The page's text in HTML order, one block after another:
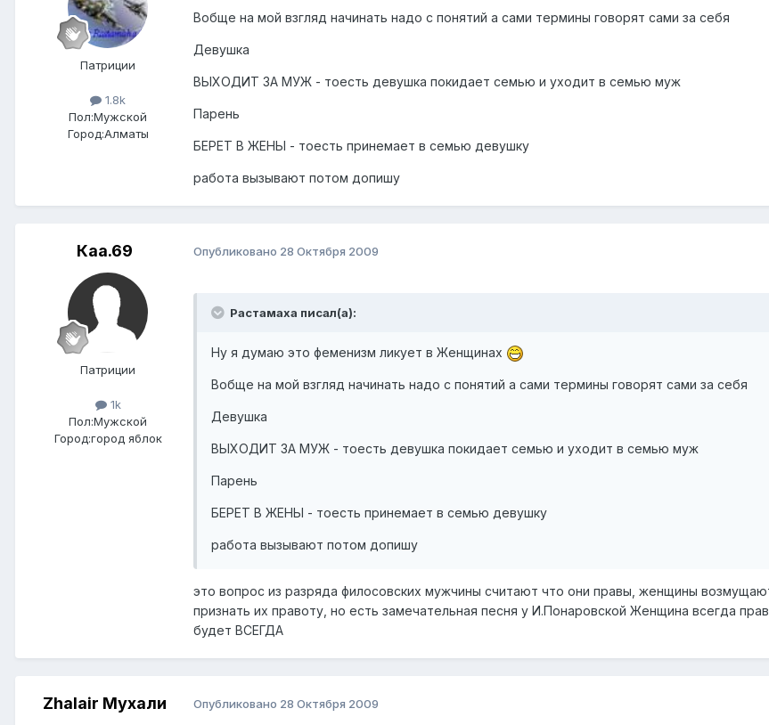
Патриции
1.8k
Пол:Мужской
Город:Алматы
Вобще на мой взгляд начинать надо с понятий а сами термины говорят сами за себя
Девушка
ВЫХОДИТ ЗА МУЖ - тоесть девушка покидает семью и уходит в семью муж
Парень
БЕРЕТ В ЖЕНЫ - тоесть принемает в семью девушку
работа вызывают потом допишу
Каа.69
Патриции
1k
Пол:Мужской
Город:город яблок
Опубликовано 28 Октября 2009
Растамаха писал(а):
Ну я думаю это феменизм ликует в Женщинах
Вобще на мой взгляд начинать надо с понятий а сами термины говорят сами за себя
Девушка
ВЫХОДИТ ЗА МУЖ - тоесть девушка покидает семью и уходит в семью муж
Парень
БЕРЕТ В ЖЕНЫ - тоесть принемает в семью девушку
работа вызывают потом допишу
это вопрос из разряда филосовских мужчины считают что они правы, женщины
признать их правоту, но есть замечательная песня у И.Понаровской Женщина всегда
будет ВСЕГДА
Zhalair Мухали Опубликовано 28 Октября 2009